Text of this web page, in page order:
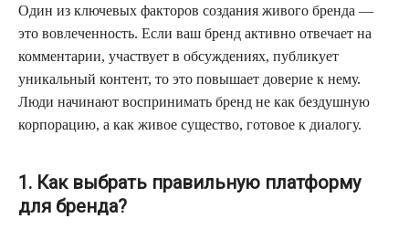
Один из ключевых факторов создания живого бренда —
это вовлеченность. Если ваш бренд активно отвечает на
комментарии, участвует в обсуждениях, публикует
уникальный контент, то это повышает доверие к нему.
Люди начинают воспринимать бренд не как бездушную
корпорацию, а как живое существо, готовое к диалогу.
1. Как выбрать правильную платформу
для бренда?